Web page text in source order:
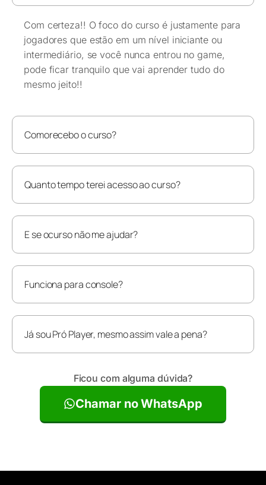
Com certeza!! O foco do curso é justamente para
jogadores que estão em um nível iniciante ou
intermediário, se você nunca entrou no game,
pode ficar tranquilo que vai aprender tudo do
mesmo jeito!!
Comorecebo o curso?
Quanto tempo terei acesso ao curso?
E se ocurso não me ajudar?
Funciona para console?
Já sou Pró Player, mesmo assim vale a pena?
Ficou com alguma dúvida?
Chamar no WhatsApp